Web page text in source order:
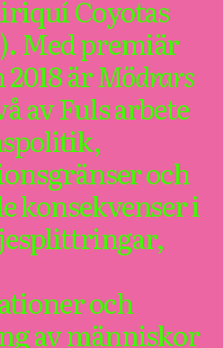
Coyotas
Med premiär
ärMödrars
av Fuls arbete
och
konsekvenser i
och
av människor